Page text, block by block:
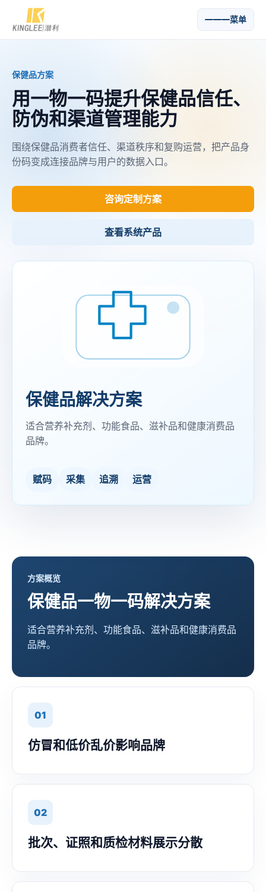
菜单
保健品方案
用一物一码提升保健品信任、
防伪和渠道管理能力
围绕保健品消费者信任、渠道秩序和复购运营，把产品身
份码变成连接品牌与用户的数据入口。
咨询定制方案
查看系统产品
保健品解决方案
适合营养补充剂、功能食品、滋补品和健康消费品
品牌。
赋码 采集 追溯 运营
方案概览
保健品一物一码解决方案
适合营养补充剂、功能食品、滋补品和健康消费品
品牌。
01
仿冒和低价乱价影响品牌
02
批次、证照和质检材料展示分散